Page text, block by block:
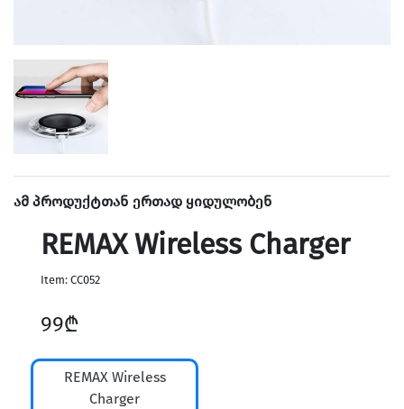
Home & Speakers
ამ პროდუქტთან ერთად ყიდულობენ
REMAX Wireless Charger
Item: CC052
99₾
REMAX Wireless
Charger